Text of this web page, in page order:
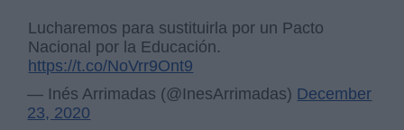
Lucharemos para sustituirla por un Pacto
Nacional por la Educación.
https://t.co/NoVrr9Ont9
— Inés Arrimadas (@InesArrimadas) December
23, 2020